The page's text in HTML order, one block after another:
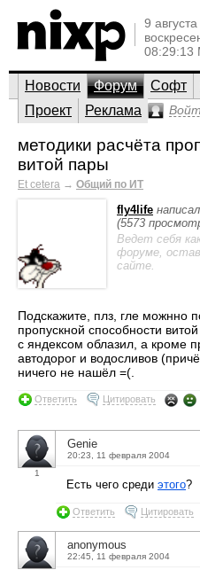
9 августа
08:29:13
Новости Форум Софт
Проект
Реклама
методики расчёта
витой пары
Et cetera → Общий по ИТ
fly4life
(5573
Ведет себя
форуме,
сайте.
Подскажите, плз, гле можнно
пропускной способности
с яндексом облазил, а кроме
автодорог и водосливов
ничего не нашёл =(.
Ответить Цитировать
1
Genie
20:23, 11 февраля 2004
Есть чего среди этого?
Ответить Цитировать
anonymous
22:45, 11 февраля 2004